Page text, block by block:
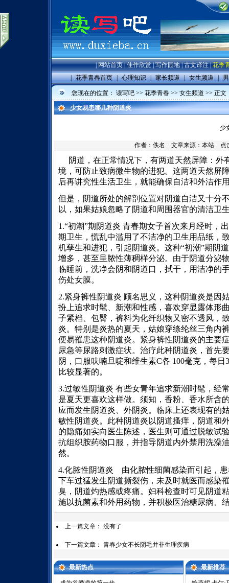
|网站首页|佳作欣赏|写作园地|古文译注|花季
| 花季青春首页 | 心理知识 | 家长频道 | 女生频道 |
您现在的位置： 读写吧 >> 花季青春 >> 女生频道 >> 正文
少女易患哪几种阴道炎
少
作者：佚名 文章来源： 本站 点
阴道，在正常情况下，有两道天然屏障：
境，可防止致病微生物的进犯。这两道天然屏
后再讲究性生活卫生，就能确保自洁和外洁作
但是，阴道所处的解剖位置对阴道自洁又十分
以，如果姑娘忽略了阴道和周围器官的清洁卫
1.“初潮”期阴道炎 青春期女子首次来月经时，
期卫生，慌乱中滥用了不洁净的卫生用品纸，
机孳生和进犯，引起阴道炎。这种“初潮”期阴
增多，甚至呈脓性薄稠样分泌。由于阴道分泌
临睡前，洗净会阴和阴道口，拭干，用洁净的
伤处女膜。
2.紧身裤性阴道炎 顾名思义，这种阴道炎是因
扮上追求时髦、新潮和性感，喜欢穿显露体形
子紧档、包臀，裤料为化纤织物又密不透风，
炎。特别是炎热的夏天，姑娘穿绦纶丝三角内
便易罹患这种阴道炎。紧身裤性阴道炎的主要
尿急等尿路刺激症状。治疗此种阴道炎，首先
阴，口服呋喃旦啶和维生素C各 100毫克，每
比较显著的。
3.过敏性阴道炎 有些女青年追求新潮时髦，经
是夏天更喜欢这样做。须知，香粉、香水所含
应而发生阴道炎、外阴炎。临床上还表现有的
敏性阴道炎。此种阴道炎以阴道搔痒，阴道和
的隐痛如实向医生陈述，医生则可通过脱敏试
抗组织胺药物口服，并指导阴道内外禁用洗澡
然。
4.化脓性阴道炎 由化脓性细菌感染而引起，
下车过猛发生阴道撕裂伤，未及时就医而感染
臭，阴道灼热感或疼痛。妇科检查时可见阴道
施以抗菌素和外用药物，并积极医治糖尿病、
上一篇文章： 没有了
下一篇文章： 青春少女不长阴毛并非生理疾病
最新热点 最新推荐